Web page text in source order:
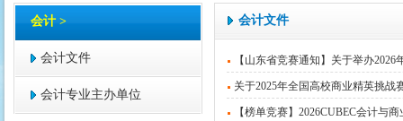
会计 >
会计文件
会计专业主办单位
会计文件
【山东省竞赛通知】关于举办
关于2025年全国高校商业精英挑
【榜单竞赛】2026CUBEC会计与